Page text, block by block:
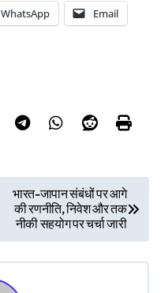
WhatsApp Email
भारत-जापान संबंधों पर आगे
की रणनीति, निवेश और तक
नीकी सहयोग पर चर्चा जारी